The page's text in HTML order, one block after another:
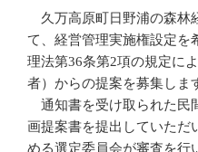
久万高原町日野浦の森林
て、経営管理実施権設定を
理法第36条第2項の規定に
者）からの提案を募集しま
通知書を受け取られた民
画提案書を提出していただ
める選定委員会が審査を行